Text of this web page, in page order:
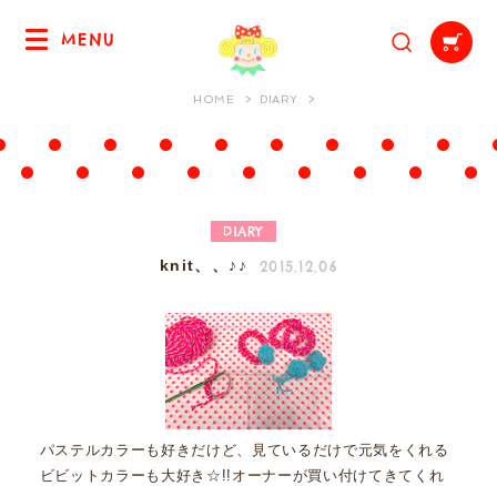
MENU
HOME DIARY
DIARY
knit、、♪♪ 2015.12.06
パステルカラーも好きだけど、見ているだけで元気をくれる
ビビットカラーも大好き☆!!オーナーが買い付けてきてくれ